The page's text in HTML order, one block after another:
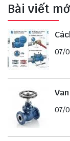
Bài viết
07/
07/